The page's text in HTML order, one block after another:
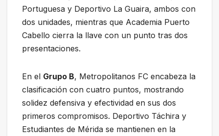
Portuguesa y Deportivo La Guaira, ambos con
dos unidades, mientras que Academia Puerto
Cabello cierra la llave con un punto tras dos
presentaciones.
En el Grupo B, Metropolitanos FC encabeza la
clasificación con cuatro puntos, mostrando
solidez defensiva y efectividad en sus dos
primeros compromisos. Deportivo Táchira y
Estudiantes de Mérida se mantienen en la